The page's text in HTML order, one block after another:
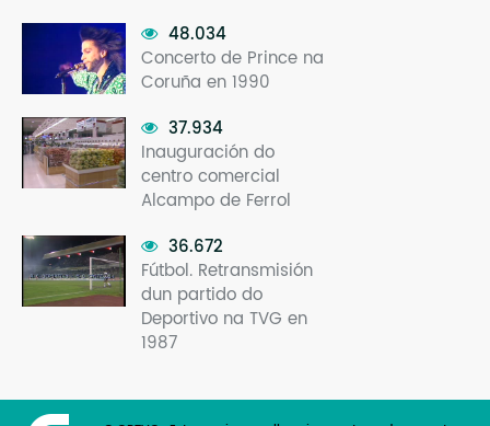
48.034
Concerto de Prince na
Coruña en 1990
37.934
Inauguración do
centro comercial
Alcampo de Ferrol
36.672
Fútbol. Retransmisión
dun partido do
Deportivo na TVG en
1987